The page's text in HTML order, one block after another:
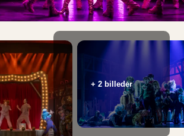
+ 2 billeder